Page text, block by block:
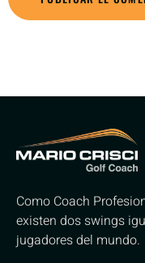
Como Coach
existen dos swings
jugadores del mundo.